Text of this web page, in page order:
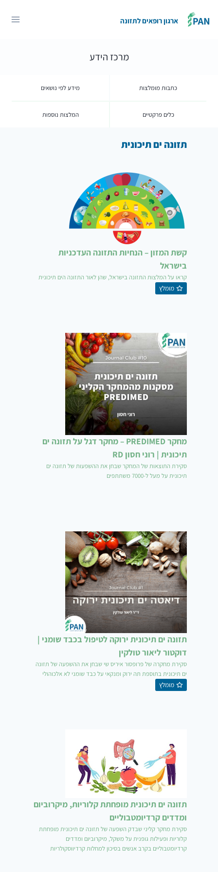
ארגון רופאים לתזונה
מרכז הידע
כתבות מומלצות מידע לפי נושאים
כלים פרקטיים המלצות נוספות
תזונה ים תיכונית
קשת המזון – הנחיות התזונה העדכניות
בישראל
קראו על המלצות התזונה בישראל, שהן לאור התזונה הים תיכונית
מומלץ
מחקר PREDIMED – מחקר דגל על תזונה ים
תיכונית | רוני חסון RD
סקירת התוצאות של המחקר שבחן את ההשפעות של תזונה ים
תיכונית על מעל ל-7000 משתתפים
תזונה ים תיכונית ירוקה לטיפול בכבד שומני |
דוקטור ליאור טולקין
סקירת מחקרה של פרופסור איריס שי שבחן את ההשפעה של תזונה
ים תיכונית בתוספת תה ירוק ומנקאי על כבד שומני לא אלכוהולי
מומלץ
תזונה ים תיכונית מופחתת קלוריות, מיקרוביום
ומדדים קרדיומטבוליים
סקירת מחקר קליני שבדק השפעה של תזונה ים תיכונית מופחתת
קלוריות ופעילות גופנית על משקל, מיקרוביום ומדדים
קרדיומטבוליים בקרב אנשים בסיכון למחלות קרדיווסקולריות